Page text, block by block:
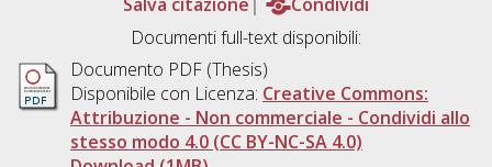
Documenti full-text disponibili:
Documento PDF (Thesis)
Disponibile con Licenza: Creative Commons:
Attribuzione - Non commerciale - Condividi allo
stesso modo 4.0 (CC BY-NC-SA 4.0)